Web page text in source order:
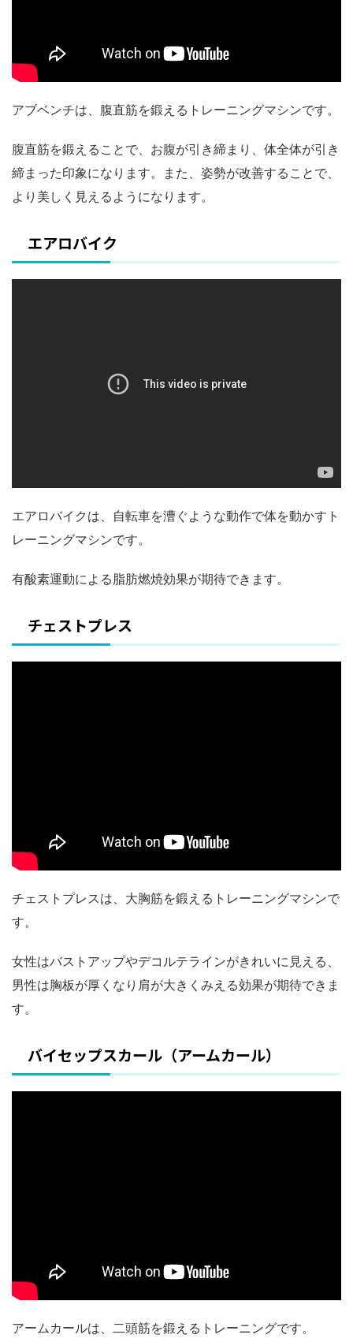
アブベンチは、腹直筋を鍛えるトレーニングマシンです。
腹直筋を鍛えることで、お腹が引き締まり、体全体が引き
締まった印象になります。また、姿勢が改善することで、
より美しく見えるようになります。
エアロバイク
エアロバイクは、自転車を漕ぐような動作で体を動かすト
レーニングマシンです。
有酸素運動による脂肪燃焼効果が期待できます。
チェストプレス
チェストプレスは、大胸筋を鍛えるトレーニングマシンで
す。
女性はバストアップやデコルテラインがきれいに見える、
男性は胸板が厚くなり肩が大きくみえる効果が期待できま
す。
バイセップスカール（アームカール）
アームカールは、二頭筋を鍛えるトレーニングです。